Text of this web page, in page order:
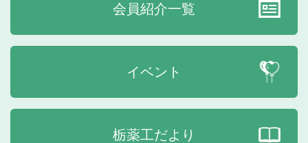
会員紹介一覧
イベント
栃薬工だより